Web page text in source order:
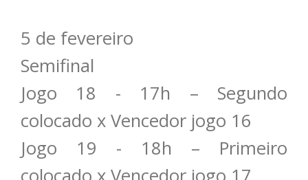
5 de fevereiro
Semifinal
Jogo 18 - 17h – Segundo
colocado x Vencedor jogo 16
Jogo 19 - 18h – Primeiro